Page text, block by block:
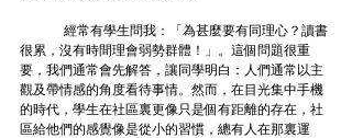
很累，沒有時間理會弱勢群體！」。這個問題很重
要，我們通常會先解答，讓同學明白：人們通常以主
觀及帶情感的角度看待事情。然而，在目光集中手機
的時代，學生在社區裏更像只是個有距離的存在，社
區給他們的感覺像是從小的習慣，總有人在那裏運